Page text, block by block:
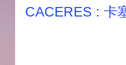
CACERES : 卡